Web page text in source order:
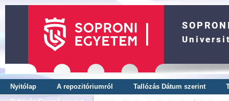
Nyitólap A repozitóriumról Tallózás Dátum szerint